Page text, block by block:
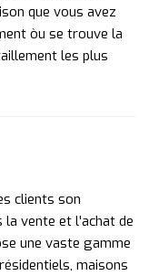
que vous avez
òu se trouve la
les plus
clients son
la vente et l'achat de
une vaste gamme
maisons